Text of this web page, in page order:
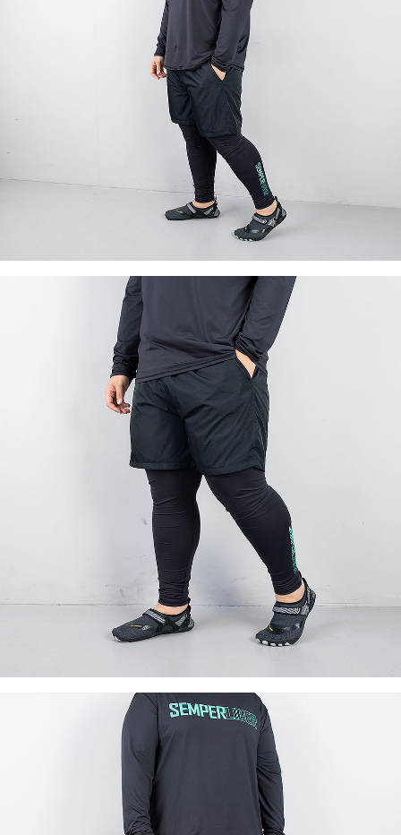
이코 라이프 하